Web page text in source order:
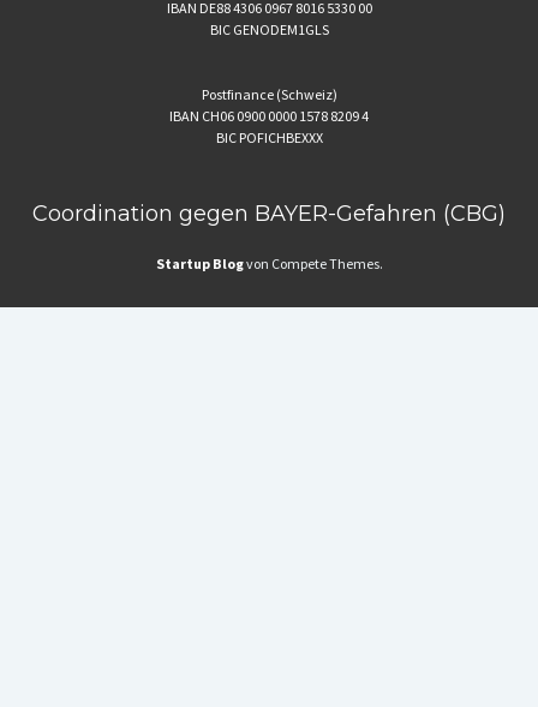
IBAN DE88 4306 0967 8016 5330 00
BIC GENODEM1GLS
Postfinance (Schweiz)
IBAN CH06 0900 0000 1578 8209 4
BIC POFICHBEXXX
Coordination gegen BAYER-Gefahren (CBG)
Startup Blogvon Compete Themes.